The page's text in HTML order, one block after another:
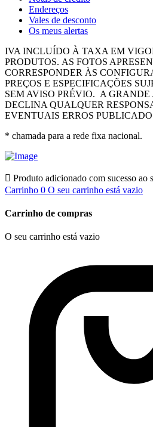
Endereços
Vales de desconto
Os meus alertas
IVA INCLUÍDO À TAXA EM
PRODUTOS. AS FOTOS
CORRESPONDER ÀS
PREÇOS E ESPECIFICAÇÕES
SEM AVISO PRÉVIO. A GRANDE
DECLINA QUALQUER
EVENTUAIS ERROS
* chamada para a rede fixa nacional.
 Produto adicionado com sucesso ao
Carrinho 0 O seu carrinho está vazio
Carrinho de compras
O seu carrinho está vazio